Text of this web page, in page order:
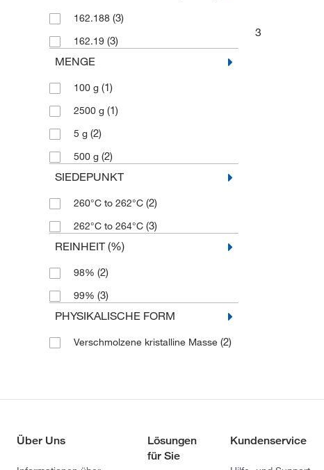
162.188 (3)
162.19 (3)
MENGE
100 g (1)
2500 g (1)
5 g (2)
500 g (2)
SIEDEPUNKT
260°C to 262°C (2)
262°C to 264°C (3)
REINHEIT (%)
98% (2)
99% (3)
PHYSIKALISCHE FORM
Verschmolzene kristalline Masse (2)
3
Über Uns
Lösungen
für Sie
Kundenservice